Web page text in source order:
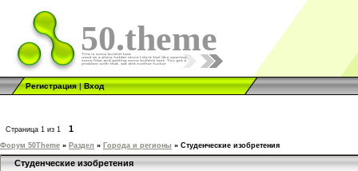
50.theme
Регистрация|Вход
Страница 1 из 1 1
Форум 50Theme » Раздел » Города и регионы » Студенческие изобретения
Студенческие изобретения